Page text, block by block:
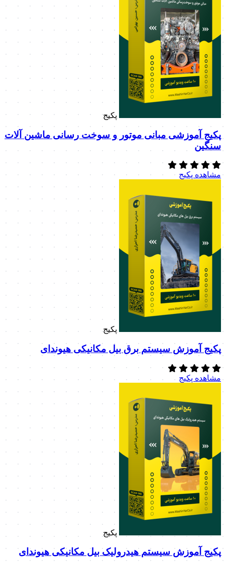
پکیج
پکیج آموزشی مبانی موتور و سوخت رسانی ماشین آلات
سنگین
مشاهده پکیج
پکیج
پکیج آموزش سیستم برق بیل مکانیکی هیوندای
مشاهده پکیج
پکیج
پکیج آموزش سیستم هیدرولیک بیل مکانیکی هیوندای